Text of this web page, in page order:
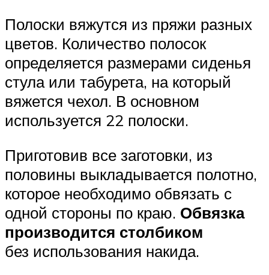
Полоски вяжутся из пряжи разных
цветов. Количество полосок
определяется размерами сиденья
стула или табурета, на который
вяжется чехол. В основном
используется 22 полоски.
Приготовив все заготовки, из
половины выкладывается полотно,
которое необходимо обвязать с
одной стороны по краю. Обвязка
производится столбиком
без использования накида.